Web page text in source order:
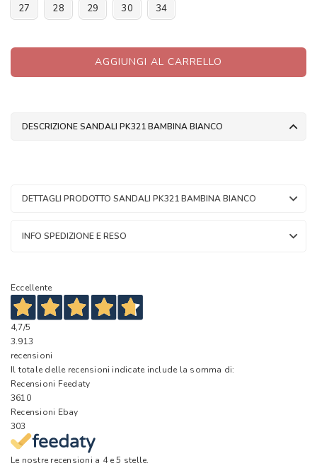
27 28 29 30 34
AGGIUNGI AL CARRELLO
DESCRIZIONE SANDALI PK321 BAMBINA BIANCO
DETTAGLI PRODOTTO SANDALI PK321 BAMBINA BIANCO
INFO SPEDIZIONE E RESO
Eccellente
4,7/5
3.913
recensioni
Il totale delle recensioni indicate include la somma di:
Recensioni Feedaty
3610
Recensioni Ebay
303
Le nostre recensioni a 4 e 5 stelle.